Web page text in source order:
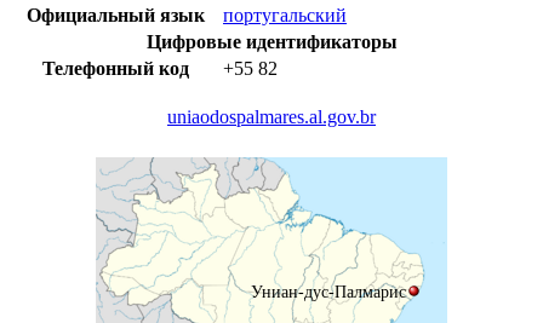
Официальный язык
португальский
Цифровые идентификаторы
Телефонный код
+55 82
uniaodospalmares.al.gov.br
Униан-дус-Палмарис